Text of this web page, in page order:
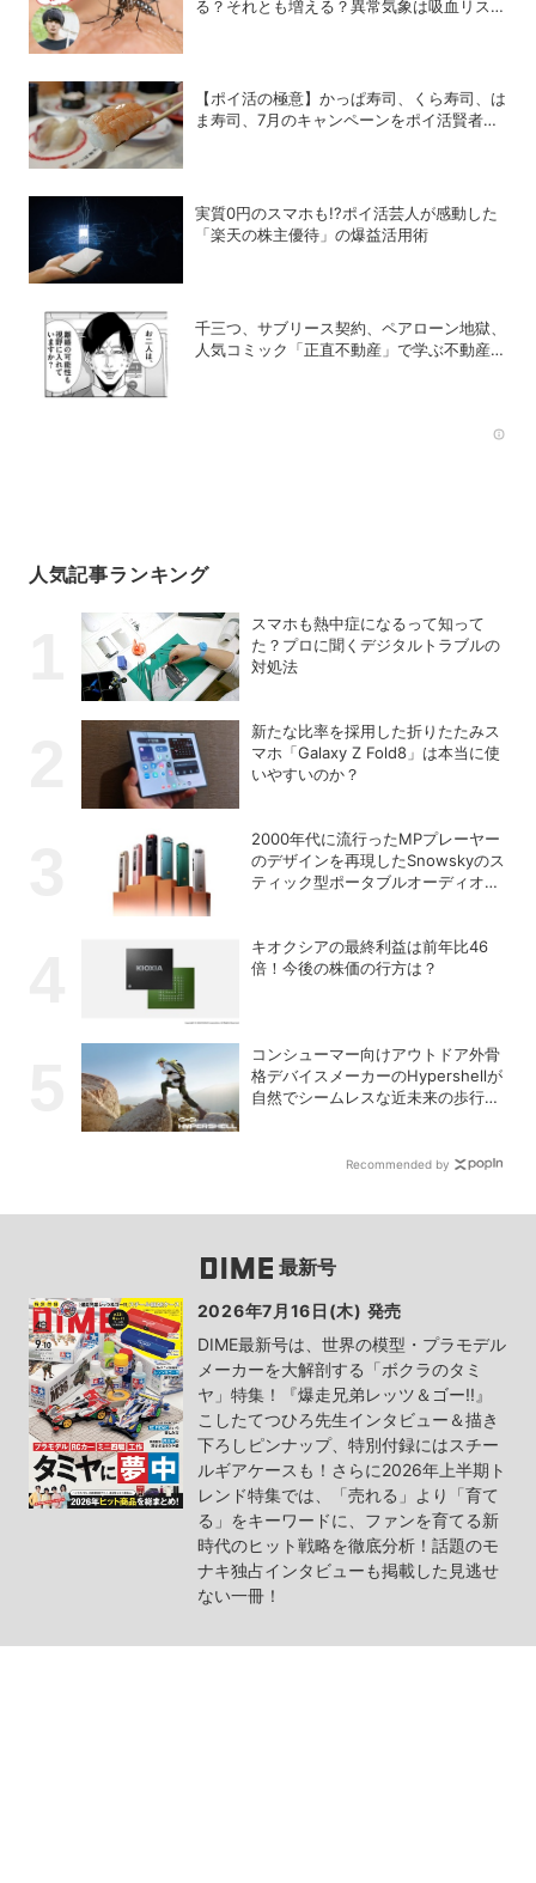
る？それとも増える？異常気象は吸血リスク
【ポイ活の極意】かっぱ寿司、くら寿司、は
ま寿司、7月のキャンペーンをポイ活賢者は
実質0円のスマホも!?ポイ活芸人が感動した
「楽天の株主優待」の爆益活用術
千三つ、サブリース契約、ペアローン地獄、
人気コミック「正直不動産」で学ぶ不動産の
人気記事ランキング
スマホも熱中症になるって知って
た？プロに聞くデジタルトラブルの
対処法
新たな比率を採用した折りたたみス
マホ「Galaxy Z Fold8」は本当に使
いやすいのか？
2000年代に流行ったMPプレーヤー
のデザインを再現したSnowskyのス
ティック型ポータブルオーディオプ
キオクシアの最終利益は前年比46
倍！今後の株価の行方は？
コンシューマー向けアウトドア外骨
格デバイスメーカーのHypershellが
自然でシームレスな近未来の歩行体
Recommended by
最新号
2026年7月16日(木) 発売
DIME最新号は、世界の模型・プラモデル
メーカーを大解剖する「ボクラのタミ
ヤ」特集！『爆走兄弟レッツ＆ゴー!!』
こしたてつひろ先生インタビュー＆描き
下ろしピンナップ、特別付録にはスチー
ルギアケースも！さらに2026年上半期ト
レンド特集では、「売れる」より「育て
る」をキーワードに、ファンを育てる新
時代のヒット戦略を徹底分析！話題のモ
ナキ独占インタビューも掲載した見逃せ
ない一冊！